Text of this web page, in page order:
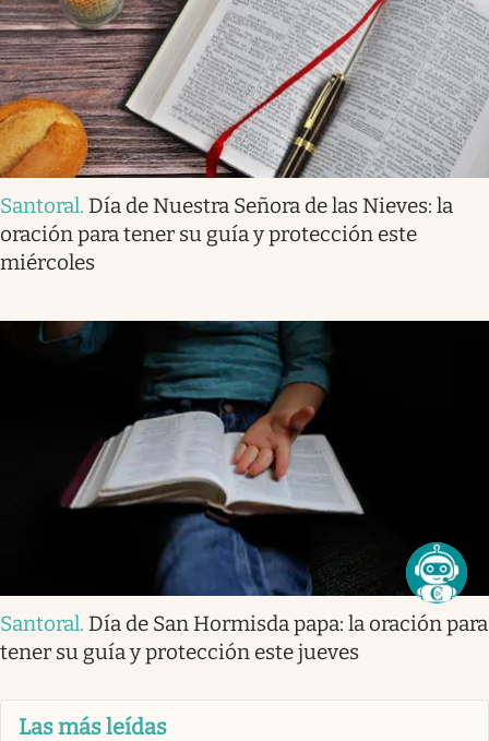
Santoral. Día de Nuestra Señora de las Nieves: la
oración para tener su guía y protección este
miércoles
Santoral. Día de San Hormisda papa: la oración para
tener su guía y protección este jueves
Las más leídas